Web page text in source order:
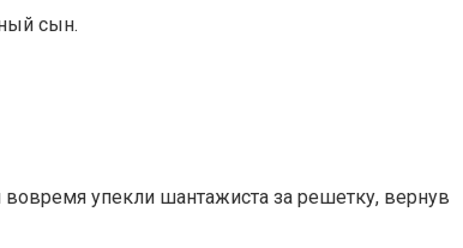
сын.
упекли шантажиста за решетку, вернув